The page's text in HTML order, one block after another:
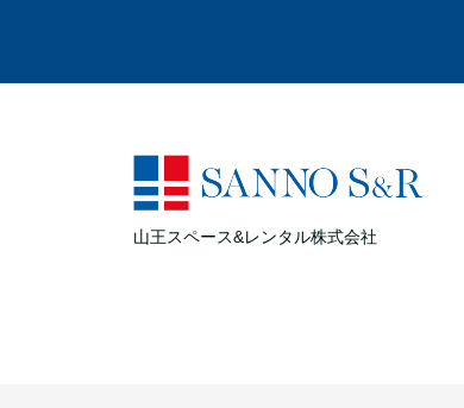
山王スペース&レンタル株式会社